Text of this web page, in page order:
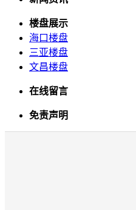
楼盘展示
海口楼盘
三亚楼盘
文昌楼盘
在线留言
免责声明